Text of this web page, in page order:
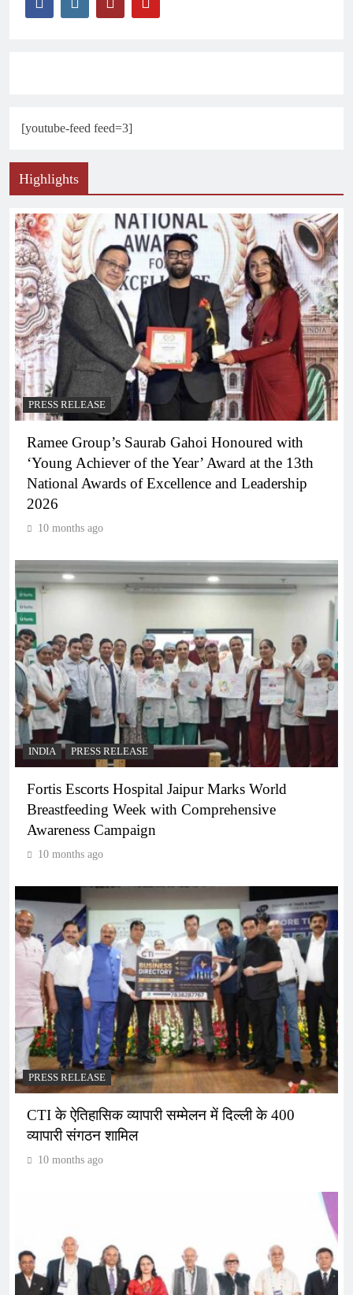
[youtube-feed feed=3]
Highlights
PRESS RELEASE
Ramee Group’s Saurab Gahoi Honoured with
‘Young Achiever of the Year’ Award at the 13th
National Awards of Excellence and Leadership
2026
10 months ago
INDIA PRESS RELEASE
Fortis Escorts Hospital Jaipur Marks World
Breastfeeding Week with Comprehensive
Awareness Campaign
10 months ago
PRESS RELEASE
CTI के ऐतिहासिक व्यापारी सम्मेलन में दिल्ली के 400
व्यापारी संगठन शामिल
10 months ago